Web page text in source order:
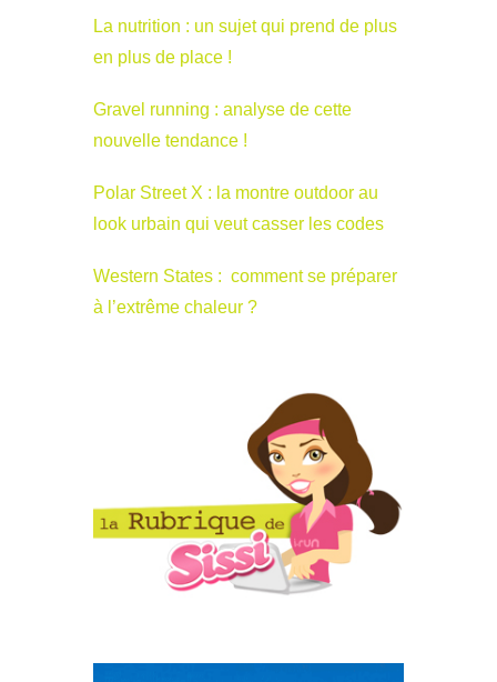
La nutrition : un sujet qui prend de plus
en plus de place !
Gravel running : analyse de cette
nouvelle tendance !
Polar Street X : la montre outdoor au
look urbain qui veut casser les codes
Western States : comment se préparer
à l’extrême chaleur ?